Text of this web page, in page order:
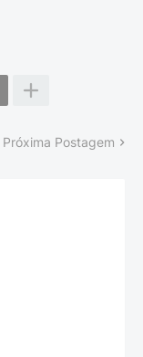
Próxima Postagem